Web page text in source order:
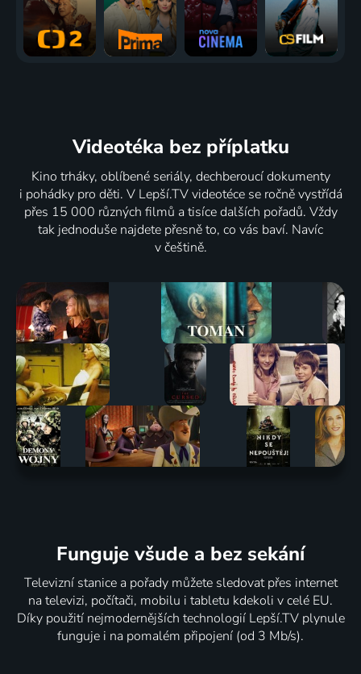
Videotéka bez příplatku
Kino trháky, oblíbené seriály, dechberoucí dokumenty
i pohádky pro děti. V Lepší.TV videotéce se ročně vystřídá
přes 15 000 různých filmů a tisíce dalších pořadů. Vždy
tak jednoduše najdete přesně to, co vás baví. Navíc
v češtině.
Funguje všude a bez sekání
Televizní stanice a pořady můžete sledovat přes internet
na televizi, počítači, mobilu i tabletu kdekoli v celé EU.
Díky použití nejmodernějších technologií Lepší.TV plynule
funguje i na pomalém připojení (od 3 Mb/s).